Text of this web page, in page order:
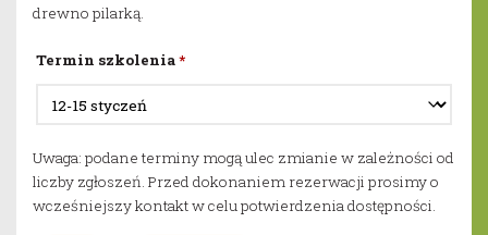
drewno pilarką.
Termin szkolenia*
Uwaga: podane terminy mogą ulec zmianie w zależności od
liczby zgłoszeń. Przed dokonaniem rezerwacji prosimy o
wcześniejszy kontakt w celu potwierdzenia dostępności.